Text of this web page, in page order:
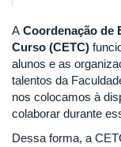
A Coordenação de
Curso (CETC)
alunos e as
talentos da
nos colocamos à
colaborar durante
Dessa forma, a